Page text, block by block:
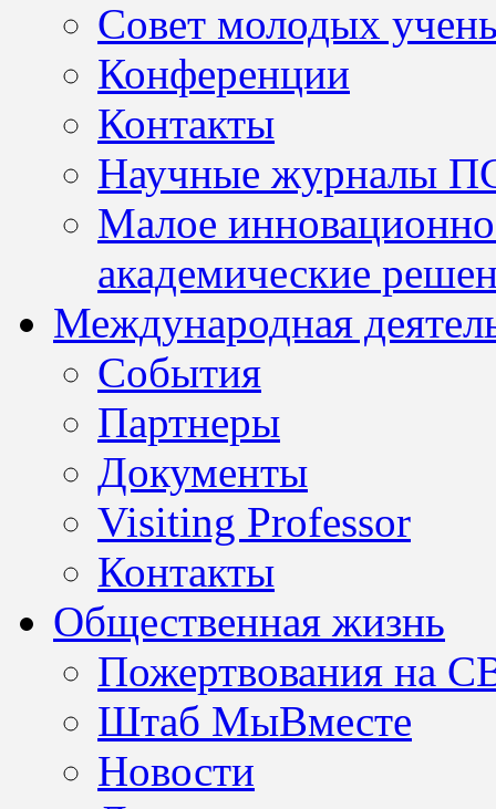
Совет молодых
Конференции
Контакты
Научные журналы
Малое
академические
Международная
События
Партнеры
Документы
Visiting Professor
Контакты
Общественная жизнь
Пожертвования на
Штаб МыВместе
Новости